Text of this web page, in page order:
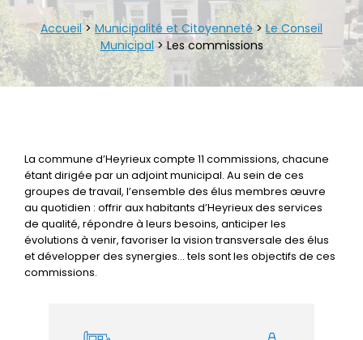
Accueil> Municipalité et Citoyenneté>Le Conseil
Municipal>Les commissions
La commune d’Heyrieux compte 11 commissions, chacune
étant dirigée par un adjoint municipal. Au sein de ces
groupes de travail, l’ensemble des élus membres œuvre
au quotidien : offrir aux habitants d’Heyrieux des services
de qualité, répondre à leurs besoins, anticiper les
évolutions à venir, favoriser la vision transversale des élus
et développer des synergies… tels sont les objectifs de ces
commissions.